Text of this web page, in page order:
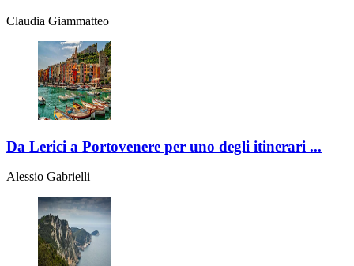
Claudia Giammatteo
Da Lerici a Portovenere per uno degli itinerari ...
Alessio Gabrielli